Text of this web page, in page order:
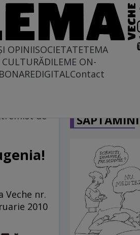
OPINIISOCIETATETEMA
DILEME ON-
DIGITALContact
de
Veche nr.
2010